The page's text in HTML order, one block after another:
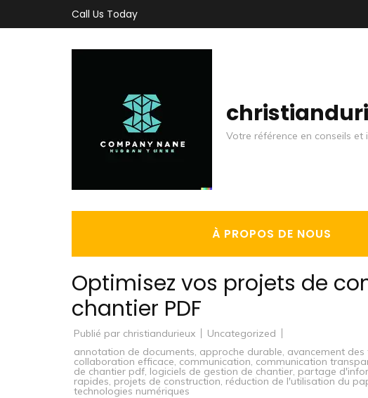
au
Call Us Today
Votre référence en conseils
À PROPOS DE NOUS
Optimisez vos projets de
chantier PDF
Publié par christiandurieux
Uncategorized
annotation de documents, approche durable, avancement
collaboration efficace, communication, communication
de chantier pdf, logiciels de gestion de chantier, partage
rapides, projets de construction, réduction de l'utilisation du
technologies numériques